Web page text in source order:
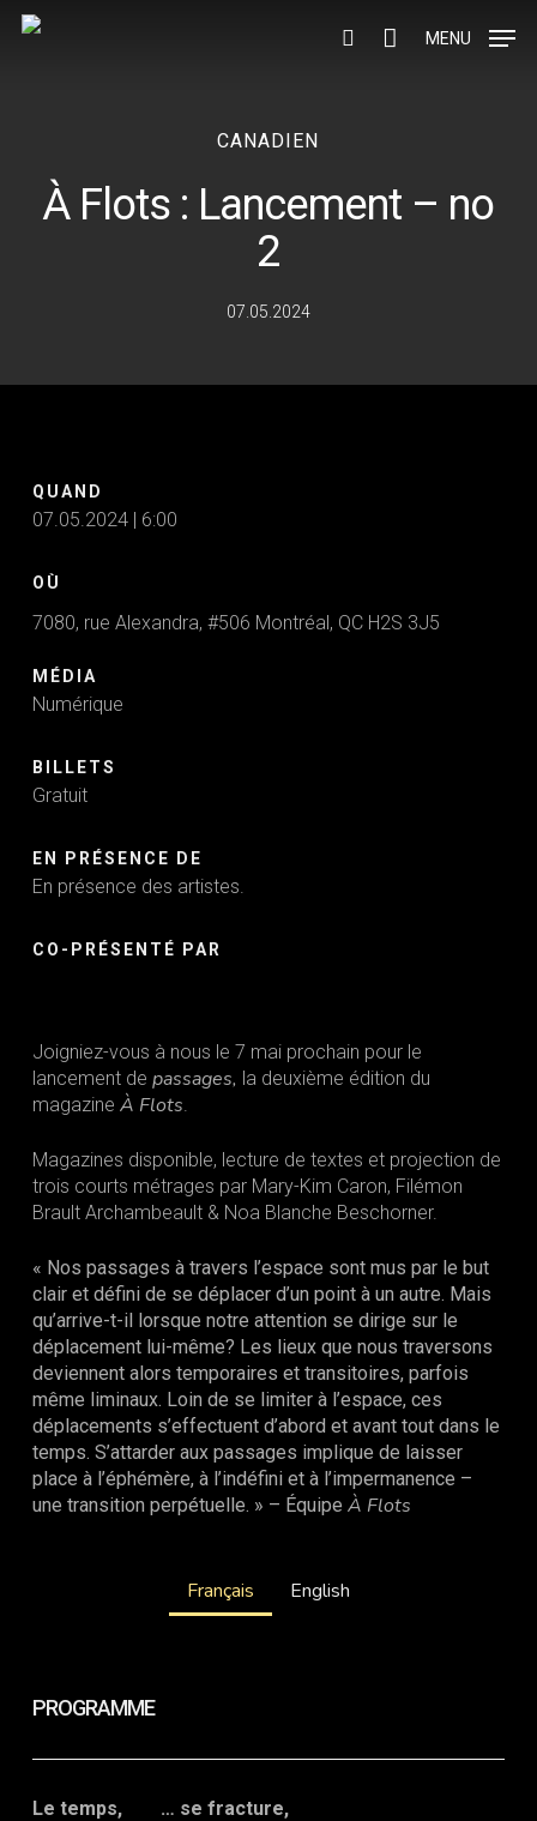
Skip
search
MENU
CANADIEN
À Flots : Lancement – no
2
07.05.2024
QUAND
07.05.2024 | 6:00
OÙ
7080, rue Alexandra, #506 Montréal, QC H2S 3J5
MÉDIA
Numérique
BILLETS
Gratuit
EN PRÉSENCE DE
En présence des artistes.
CO-PRÉSENTÉ PAR
Joigniez-vous à nous le 7 mai prochain pour le
lancement depassages, la deuxième édition du
magazineÀ Flots.
Magazines disponible, lecture de textes et projection de
trois courts métrages par Mary-Kim Caron, Filémon
Brault Archambeault & Noa Blanche Beschorner.
« Nos passages à travers l’espace sont mus par le but
clair et défini de se déplacer d’un point à un autre. Mais
qu’arrive-t-il lorsque notre attention se dirige sur le
déplacement lui-même? Les lieux que nous traversons
deviennent alors temporaires et transitoires, parfois
même liminaux. Loin de se limiter à l’espace, ces
déplacements s’effectuent d’abord et avant tout dans le
temps. S’attarder aux passages implique de laisser
place à l’éphémère, à l’indéfini et à l’impermanence –
une transition perpétuelle. » – ÉquipeÀ Flots
Français English
PROGRAMME
Le temps, … se fracture,